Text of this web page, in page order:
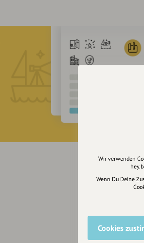
Wir verwenden
Wenn Du Deine
Cookies